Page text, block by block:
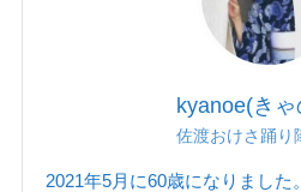
kyanoe(きゃ
佐渡おけさ踊
2021年5月に60歳になりまし